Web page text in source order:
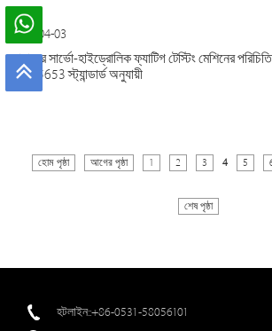
2026-04-03
আমাদের সার্ভো-হাইড্রোলিক ফ্যাটিগ টেস্টিং মেশিনের
ISO 15653 স্ট্যান্ডার্ড অনুযায়ী
হোম পৃষ্ঠা আগের পৃষ্ঠা 1 2 3 4 5
শেষ পৃষ্ঠা
হটলাইন::+86-0531-58056101